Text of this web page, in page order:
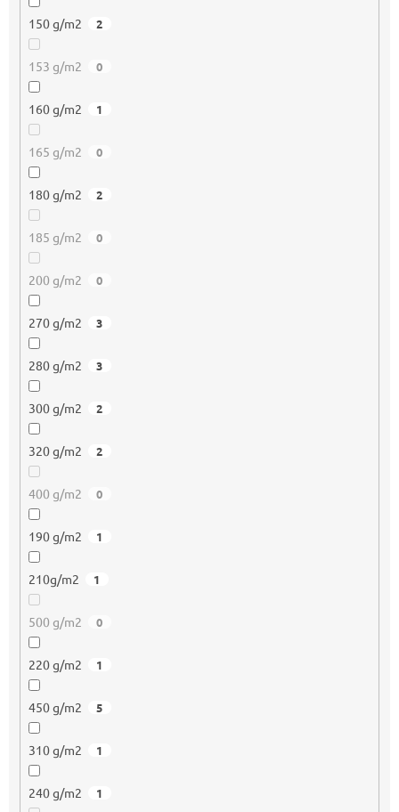
150 g/m2 2
153 g/m2 0
160 g/m2 1
165 g/m2 0
180 g/m2 2
185 g/m2 0
200 g/m2 0
270 g/m2 3
280 g/m2 3
300 g/m2 2
320 g/m2 2
400 g/m2 0
190 g/m2 1
210g/m2 1
500 g/m2 0
220 g/m2 1
450 g/m2 5
310 g/m2 1
240 g/m2 1